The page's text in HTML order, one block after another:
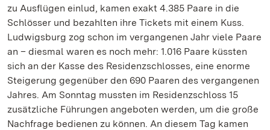
zu Ausflügen einlud, kamen exakt 4.385 Paare in die
Schlösser und bezahlten ihre Tickets mit einem Kuss.
Ludwigsburg zog schon im vergangenen Jahr viele Paare
an – diesmal waren es noch mehr: 1.016 Paare küssten
sich an der Kasse des Residenzschlosses, eine enorme
Steigerung gegenüber den 690 Paaren des vergangenen
Jahres. Am Sonntag mussten im Residenzschloss 15
zusätzliche Führungen angeboten werden, um die große
Nachfrage bedienen zu können. An diesem Tag kamen